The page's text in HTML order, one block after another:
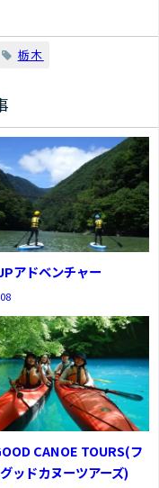
栃木
アドベンチャー
CANOE TOURS(フ
ッドカヌーツアーズ)